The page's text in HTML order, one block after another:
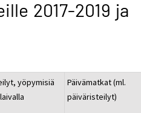
2017-2019 ja
yöpymisiä
Päivämatkat (ml.
päiväristeilyt)